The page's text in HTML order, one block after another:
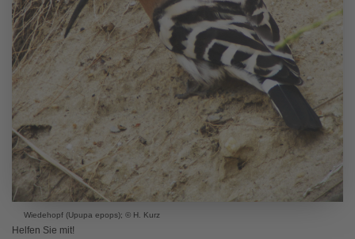
Wiedehopf (Upupa epops); © H. Kurz
Helfen Sie mit!